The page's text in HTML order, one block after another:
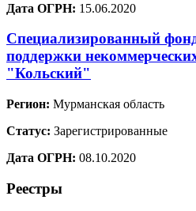
Дата ОГРН: 15.06.2020
Специализированный
поддержки
"Кольский"
Регион: Мурманская область
Статус: Зарегистрированные
Дата ОГРН: 08.10.2020
Реестры